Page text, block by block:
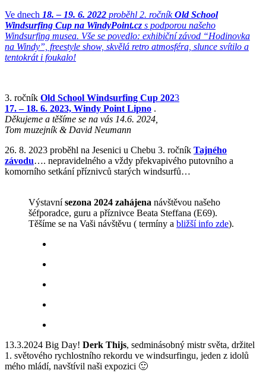
Ve dnech 18. – 19. 6. 2022 proběhl 2. ročníkOld School
Windsurfing Cup na WindyPoint.cz s podporou našeho
Windsurfing musea. Vše se povedlo: exhibiční závod “Hodinovka
na Windy”, freestyle show, skvělá retro atmosféra, slunce svítilo a
tentokrát i foukalo!
3. ročník Old School Windsurfing Cup 2023
17. – 18. 6. 2023, Windy Point Lipno .
Děkujeme a těšíme se na vás 14.6. 2024,
Tom muzejník & David Neumann
26. 8. 2023 proběhl na Jesenici u Chebu 3. ročník Tajného
závodu…. nepravidelného a vždy překvapivého putovního a
komorního setkání příznivců starých windsurfů…
Výstavnísezona 2024 zahájena návštěvou našeho
šéfporadce, guru a příznivce Beata Steffana (E69).
Těšíme se na Vaši návštěvu ( termíny a bližší info zde).
13.3.2024 Big Day! Derk Thijs, sedminásobný mistr světa, držitel
1. světového rychlostního rekordu ve windsurfingu, jeden z idolů
mého mládí, navštívil naši expozici 🙂